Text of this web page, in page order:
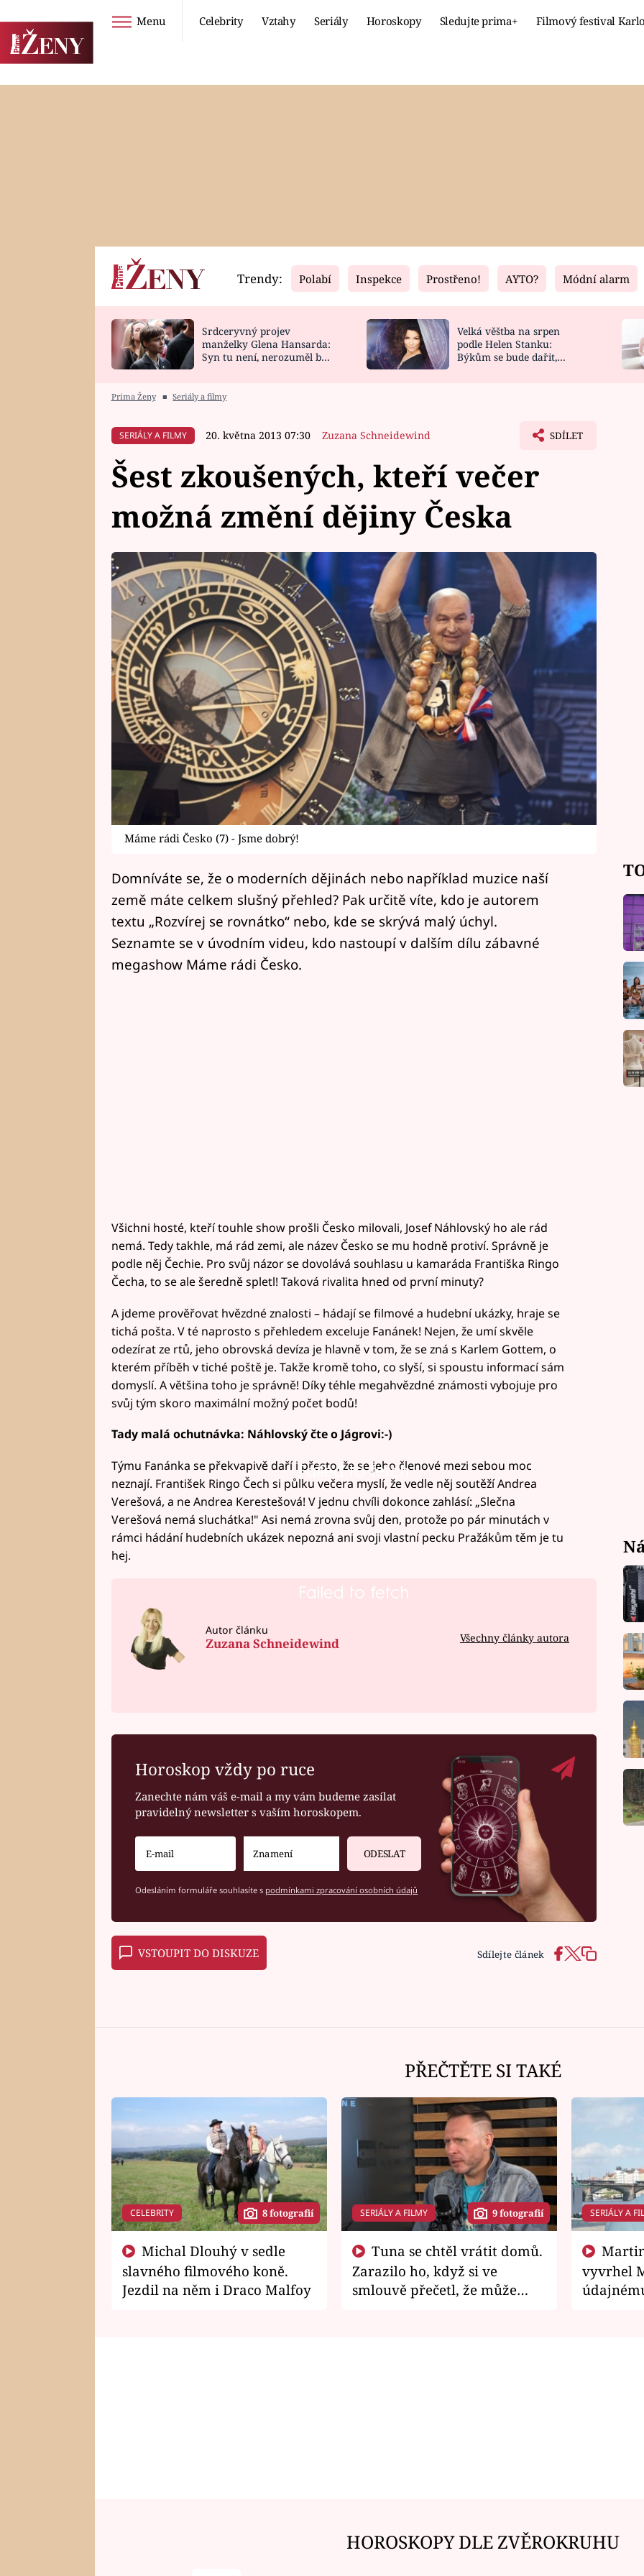
Menu Celebrity Vztahy Seriály Horoskopy Sledujte prima+ Filmový festival
Horoskopy
HOROSKOP NA
Video
CELEBRITY
VAŘENÍ
Fresh
NOVINKY
VIDEORECEPTY
Living
DESIGN
Trendy: Polabí Inspekce Prostřeno! AYTO? Módní alarm
Srdceryvný projev
manželky Glena Hansarda:
Syn tu není, nerozuměl by
Velká věštba na srpen
podle Helen Stanku:
Býkům se bude dařit,
Prima Ženy ■ Seriály a filmy
SERIÁLY A FILMY 20. května 2013 07:30 Zuzana Schneidewind SDÍLET
Šest zkoušených, kteří večer
možná změní dějiny Česka
Máme rádi Česko (7) - Jsme dobrý!
Domníváte se, že o moderních dějinách nebo například muzice naší
země máte celkem slušný přehled? Pak určitě víte, kdo je autorem
textu „Rozvírej se rovnátko“ nebo, kde se skrývá malý úchyl.
Seznamte se v úvodním videu, kdo nastoupí v dalším dílu zábavné
megashow Máme rádi Česko.
Všichni hosté, kteří touhle show prošli Česko milovali, Josef Náhlovský ho ale rád
nemá. Tedy takhle, má rád zemi, ale název Česko se mu hodně protiví. Správně je
podle něj Čechie. Pro svůj názor se dovolává souhlasu u kamaráda Františka Ringo
Čecha, to se ale šeredně spletl! Taková rivalita hned od první minuty?
A jdeme prověřovat hvězdné znalosti – hádají se filmové a hudební ukázky, hraje se
tichá pošta. V té naprosto s přehledem exceluje Fanánek! Nejen, že umí skvěle
odezírat ze rtů, jeho obrovská devíza je hlavně v tom, že se zná s Karlem Gottem, o
kterém příběh v tiché poště je. Takže kromě toho, co slyší, si spoustu informací sám
domyslí. A většina toho je správně! Díky téhle megahvězdné známosti vybojuje pro
svůj tým skoro maximální možný počet bodů!
Tady malá ochutnávka: Náhlovský čte o Jágrovi:-)
Failed to fetch
Týmu Fanánka se překvapivě daří i přesto, že se jeho členové mezi sebou moc
neznají. František Ringo Čech si půlku večera myslí, že vedle něj soutěží Andrea
Verešová, a ne Andrea Kerestešová! V jednu chvíli dokonce zahlásí: „Slečna
Verešová nemá sluchátka!" Asi nemá zrovna svůj den, protože po pár minutách v
rámci hádání hudebních ukázek nepozná ani svoji vlastní pecku Pražákům těm je tu
hej.
Failed to fetch
Autor článku
Zuzana Schneidewind Všechny články autora
Horoskop vždy po ruce
Zanechte nám váš e-mail a my vám budeme zasílat
pravidelný newsletter s vaším horoskopem.
ODESLAT
Odesláním formuláře souhlasíte s podmínkami zpracování osobních údajů
VSTOUPIT DO DISKUZE Sdílejte článek
PŘEČTĚTE SI TAKÉ
CELEBRITY 8 fotografií
slavného filmového koně.
Jezdil na něm i Draco Malfoy
SERIÁLY A FILMY 9 fotografií
Zarazilo ho, když si ve
smlouvě přečetl, že může
SERIÁLY A
vyvrhel
HOROSKOPY DLE ZVĚROKRUHU